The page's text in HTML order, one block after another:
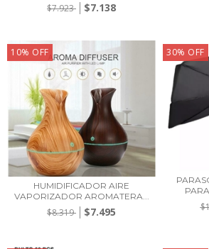
$7.923 $7.138
10% OFF
HUMIDIFICADOR AIRE
VAPORIZADOR AROMATERA...
$8.319 $7.495
30% OFF